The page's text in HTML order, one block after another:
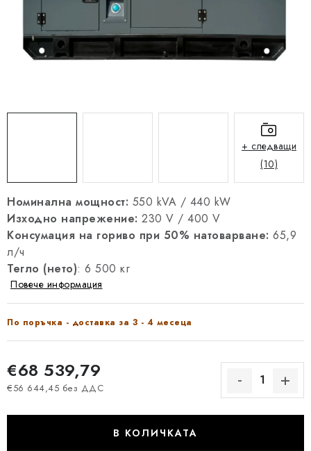
БЛОГ
Контакти
Инструкции за генератори
Номинална мощност: 550 kVA / 440 kW
Изходно напрежение: 230 V / 400 V
Консумация на гориво при 50% натоварване: 65,9
л/ч
Тегло (нето): 6 500 кг
Повече информация
По поръчка - доставка за 3 - 4 месеца
€68 539,79
€56 644,45 без ДДС
В КОЛИЧКАТА
+ следващи
(10)